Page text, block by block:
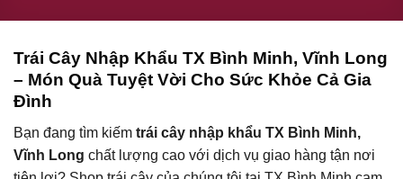
Trái Cây Nhập Khẩu TX Bình Minh, Vĩnh Long
– Món Quà Tuyệt Vời Cho Sức Khỏe Cả Gia
Đình
Bạn đang tìm kiếm trái cây nhập khẩu TX Bình Minh,
Vĩnh Long chất lượng cao với dịch vụ giao hàng tận nơi